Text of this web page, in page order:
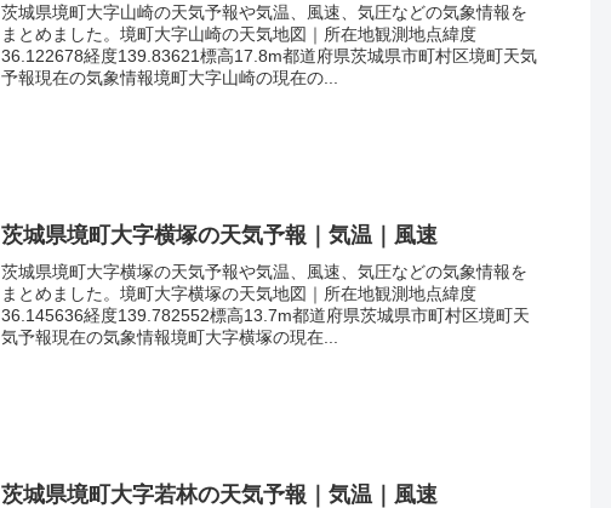
茨城県境町大字山崎の天気予報や気温、風速、気圧などの気象情報を
まとめました。境町大字山崎の天気地図｜所在地観測地点緯度
36.122678経度139.83621標高17.8m都道府県茨城県市町村区境町天気
予報現在の気象情報境町大字山崎の現在の...
茨城県境町大字横塚の天気予報｜気温｜風速
茨城県境町大字横塚の天気予報や気温、風速、気圧などの気象情報を
まとめました。境町大字横塚の天気地図｜所在地観測地点緯度
36.145636経度139.782552標高13.7m都道府県茨城県市町村区境町天
気予報現在の気象情報境町大字横塚の現在...
茨城県境町大字若林の天気予報｜気温｜風速